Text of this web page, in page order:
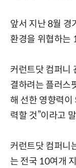
앞서 지난 8월 경
환경을 위협하는
커런트닷 컴퍼니
결하려는 플러스
해 선한 영향력
력할 것”이라고
커런트닷 컴퍼니
는 전국 10여개